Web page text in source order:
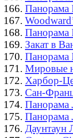
Панорама
Панорама
Закат в
Панорама
Мировые
Харбор-
Сан-
Панорама
Панорама
Даунтаун